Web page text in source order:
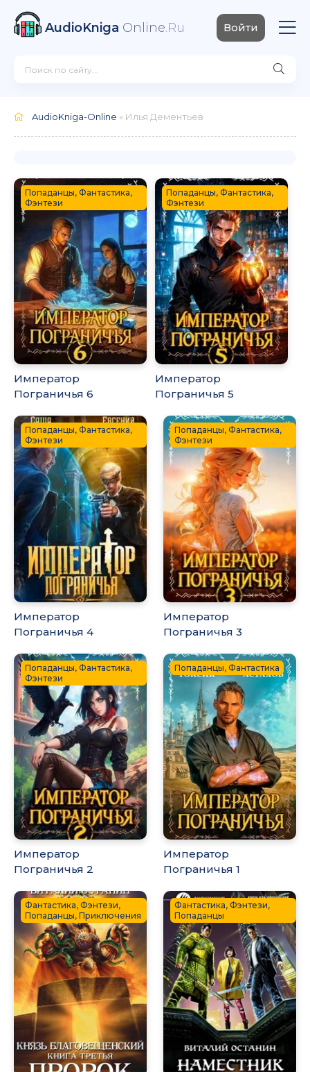
AudioKniga Online.Ru Войти
AudioKniga-Online » Илья Дементьев
Попаданцы, Фантастика,
Фэнтези
Император
Пограничья 6
Попаданцы, Фантастика,
Фэнтези
Император
Пограничья 5
Попаданцы, Фантастика,
Фэнтези
Император
Пограничья 4
Попаданцы, Фантастика,
Фэнтези
Император
Пограничья 3
Попаданцы, Фантастика,
Фэнтези
Император
Пограничья 2
Попаданцы, Фантастика
Император
Пограничья 1
Фантастика, Фэнтези,
Попаданцы, Приключения
Фантастика, Фэнтези,
Попаданцы